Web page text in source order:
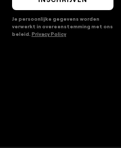
Je persoonlijke gegevens worden
verwerkt in overeenstemming met ons
beleid. Privacy Policy